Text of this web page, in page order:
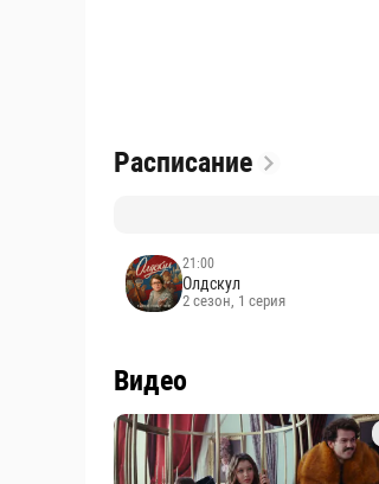
Расписание
21:00
Олдскул
2 сезон, 1 серия
Видео